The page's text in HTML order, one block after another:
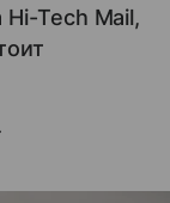
Hi-Tech Mail,